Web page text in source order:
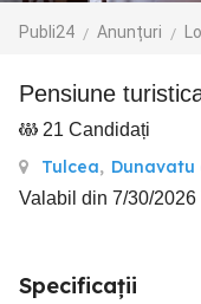
Publi24 Anunțuri
Pensiune
21 Candidați
Tulcea, Dunavatu
Valabil din 7/30/2026
Specificații